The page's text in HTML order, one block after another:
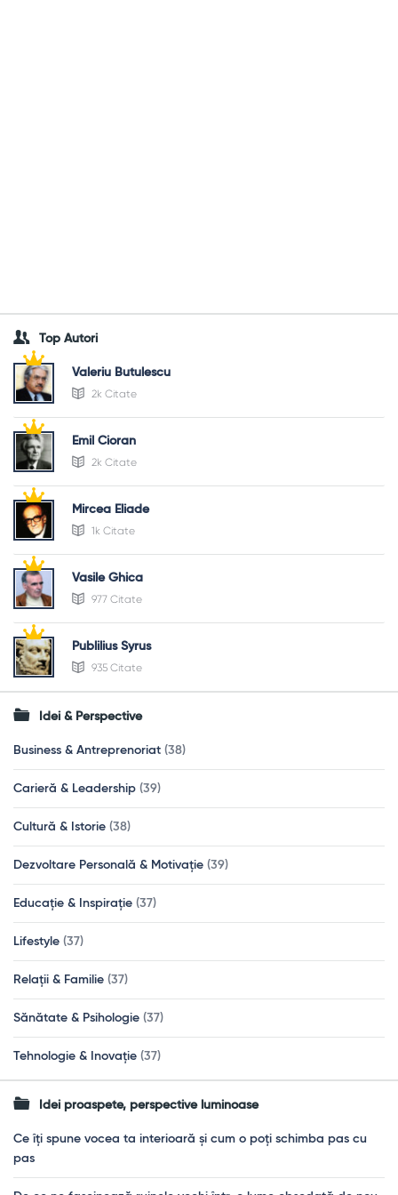
Top Autori
Valeriu Butulescu
2k Citate
Emil Cioran
2k Citate
Mircea Eliade
1k Citate
Vasile Ghica
977 Citate
Publilius Syrus
935 Citate
Idei & Perspective
Business & Antreprenoriat (38)
Carieră & Leadership (39)
Cultură & Istorie (38)
Dezvoltare Personală & Motivație (39)
Educație & Inspirație (37)
Lifestyle (37)
Relații & Familie (37)
Sănătate & Psihologie (37)
Tehnologie & Inovație (37)
Idei proaspete, perspective luminoase
Ce îți spune vocea ta interioară și cum o poți schimba pas cu
pas